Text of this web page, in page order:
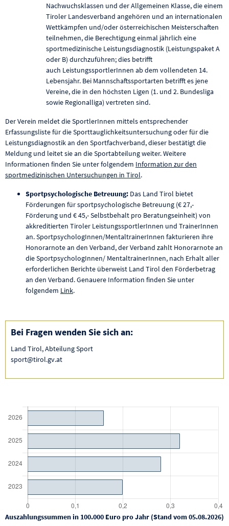
Nachwuchsklassen und der Allgemeinen Klasse, die einem
Tiroler Landesverband angehören und an internationalen
Wettkämpfen und/oder österreichischen Meisterschaften
teilnehmen, die Berechtigung einmal jährlich eine
sportmedizinische Leistungsdiagnostik (Leistungspaket A
oder B) durchzuführen; dies betrifft
auch LeistungssportlerInnen ab dem vollendeten 14.
Lebensjahr. Bei Mannschaftssportarten betrifft es jene
Vereine, die in den höchsten Ligen (1. und 2. Bundesliga
sowie Regionalliga) vertreten sind.
Der Verein meldet die SportlerInnen mittels entsprechender
Erfassungsliste für die Sporttauglichkeitsuntersuchung oder für die
Leistungsdiagnostik an den Sportfachverband, dieser bestätigt die
Meldung und leitet sie an die Sportabteilung weiter. Weitere
Informationen finden Sie unter folgendem Information zur den
sportmedizinischen Untersuchungen in Tirol.
Sportpsychologische Betreuung: Das Land Tirol bietet
Förderungen für sportpsychologische Betreuung (€ 27,-
Förderung und € 45,- Selbstbehalt pro Beratungseinheit) von
akkreditierten Tiroler LeistungssportlerInnen und TrainerInnen
an. SportpsychologInnen/MentaltrainerInnen fakturieren ihre
Honorarnote an den Verband, der Verband zahlt Honorarnote an
die SportpsychologInnen/ MentaltrainerInnen, nach Erhalt aller
erforderlichen Berichte überweist Land Tirol den Förderbetrag
an den Verband. Genauere Information finden Sie unter
folgendem Link.
Bei Fragen wenden Sie sich an:
Land Tirol, Abteilung Sport
sport@tirol.gv.at
Auszahlungssummen in 100.000 Euro pro Jahr (Stand vom 05.08.2026)